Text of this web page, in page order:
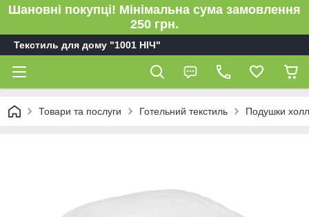
Шановні покупці! Мінімальна сума замовлення
250 грн.
Текстиль для дому "1001 НІЧ"
Товари та послуги Готельний текстиль Подушки